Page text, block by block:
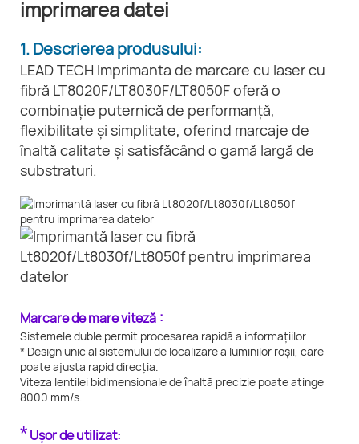
imprimarea datei
1. Descrierea produsului:
LEAD TECH Imprimanta de marcare cu laser cu
fibră LT8020F/LT8030F/LT8050F oferă o
combinație puternică de performanță,
flexibilitate și simplitate, oferind marcaje de
înaltă calitate și satisfăcând o gamă largă de
substraturi.
Marcare de mare viteză :
Sistemele duble permit procesarea rapidă a informațiilor.
* Design unic al sistemului de localizare a luminilor roșii, care
poate ajusta rapid direcția.
Viteza lentilei bidimensionale de înaltă precizie poate atinge
8000 mm/s.
*Ușor de utilizat: